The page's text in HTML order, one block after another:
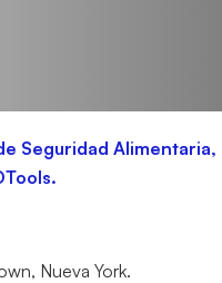
Seguridad Alimentaria,
Nueva York.